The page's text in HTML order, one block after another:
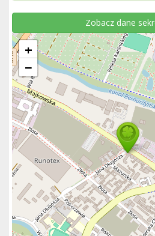
Zobacz dane
+
−